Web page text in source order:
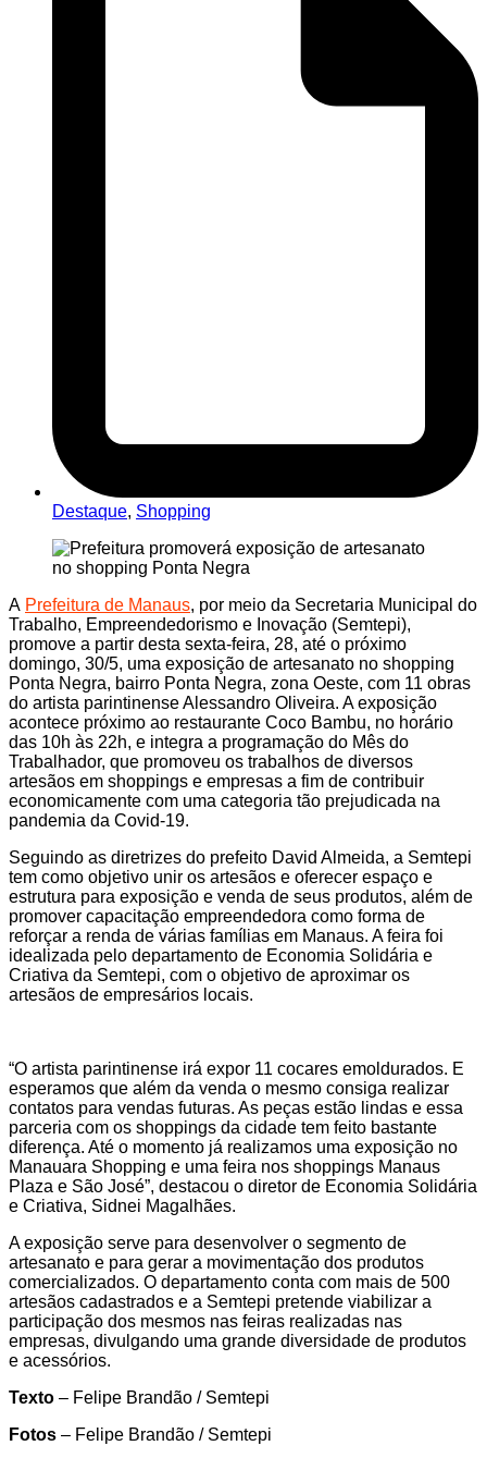
Destaque, Shopping
A Prefeitura de Manaus, por meio da Secretaria Municipal do
Trabalho, Empreendedorismo e Inovação (Semtepi),
promove a partir desta sexta-feira, 28, até o próximo
domingo, 30/5, uma exposição de artesanato no shopping
Ponta Negra, bairro Ponta Negra, zona Oeste, com 11 obras
do artista parintinense Alessandro Oliveira. A exposição
acontece próximo ao restaurante Coco Bambu, no horário
das 10h às 22h, e integra a programação do Mês do
Trabalhador, que promoveu os trabalhos de diversos
artesãos em shoppings e empresas a fim de contribuir
economicamente com uma categoria tão prejudicada na
pandemia da Covid-19.
Seguindo as diretrizes do prefeito David Almeida, a Semtepi
tem como objetivo unir os artesãos e oferecer espaço e
estrutura para exposição e venda de seus produtos, além de
promover capacitação empreendedora como forma de
reforçar a renda de várias famílias em Manaus. A feira foi
idealizada pelo departamento de Economia Solidária e
Criativa da Semtepi, com o objetivo de aproximar os
artesãos de empresários locais.
“O artista parintinense irá expor 11 cocares emoldurados. E
esperamos que além da venda o mesmo consiga realizar
contatos para vendas futuras. As peças estão lindas e essa
parceria com os shoppings da cidade tem feito bastante
diferença. Até o momento já realizamos uma exposição no
Manauara Shopping e uma feira nos shoppings Manaus
Plaza e São José”, destacou o diretor de Economia Solidária
e Criativa, Sidnei Magalhães.
A exposição serve para desenvolver o segmento de
artesanato e para gerar a movimentação dos produtos
comercializados. O departamento conta com mais de 500
artesãos cadastrados e a Semtepi pretende viabilizar a
participação dos mesmos nas feiras realizadas nas
empresas, divulgando uma grande diversidade de produtos
e acessórios.
Texto – Felipe Brandão / Semtepi
Fotos – Felipe Brandão / Semtepi